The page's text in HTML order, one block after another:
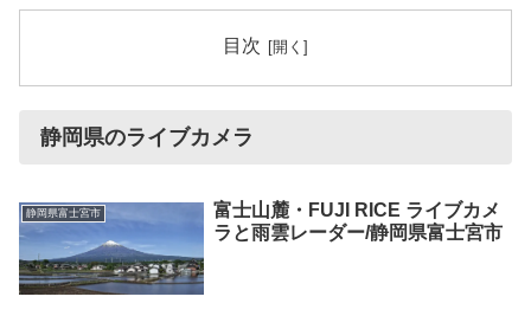
目次
静岡県のライブカメラ
静岡県富士宮市
富士山麓・FUJI RICE ライブカメ
ラと雨雲レーダー/静岡県富士宮市